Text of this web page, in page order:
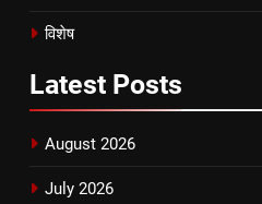
विशेष
Latest Posts
August 2026
July 2026